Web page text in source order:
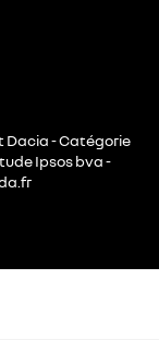
Dacia - Catégorie
Ipsos bva -